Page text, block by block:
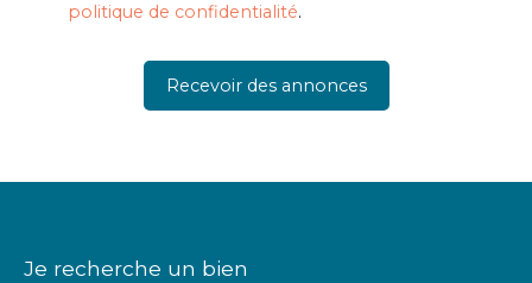
politique de confidentialité.
Recevoir des annonces
Je recherche un bien